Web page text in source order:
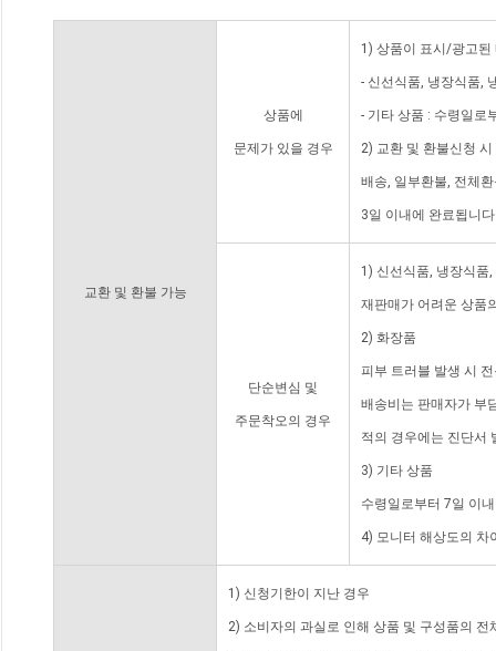
교환 및 환불 가능
상품에
문제가 있을 경우
1) 상품이 표시/광고된
- 신선식품, 냉장식품,
- 기타 상품 : 수령일로
2) 교환 및 환불신청
배송, 일부환불, 전체
3일 이내에 완료됩니
단순변심 및
주문착오의 경우
1) 신선식품, 냉장식품
재판매가 어려운 상품
2) 화장품
피부 트러블 발생 시
배송비는 판매자가 부
적의 경우에는 진단서
3) 기타 상품
수령일로부터 7일 이
4) 모니터 해상도의 차
1) 신청기한이 지난 경우
2) 소비자의 과실로 인해 상품 및 구성품의